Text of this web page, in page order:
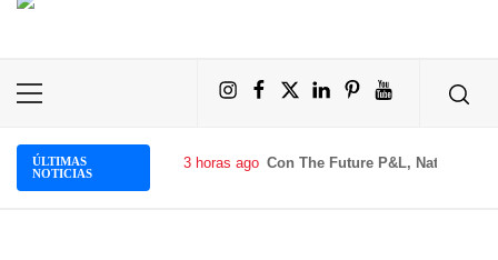
Primary
InstagramFacebook
X LinkedInPinterestYouTube
ÚLTIMAS
NOTICIAS
3 horas ago Con The Future P&L, Natura